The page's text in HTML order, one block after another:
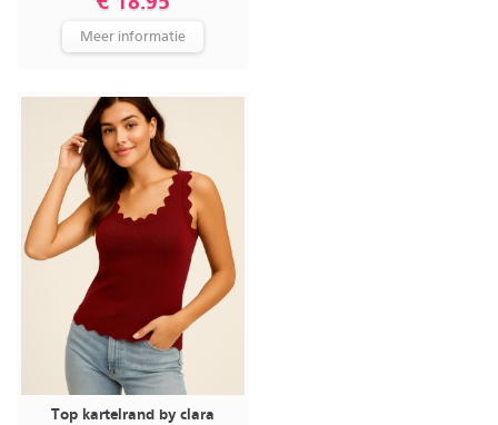
Meer informatie
Top kartelrand by clara